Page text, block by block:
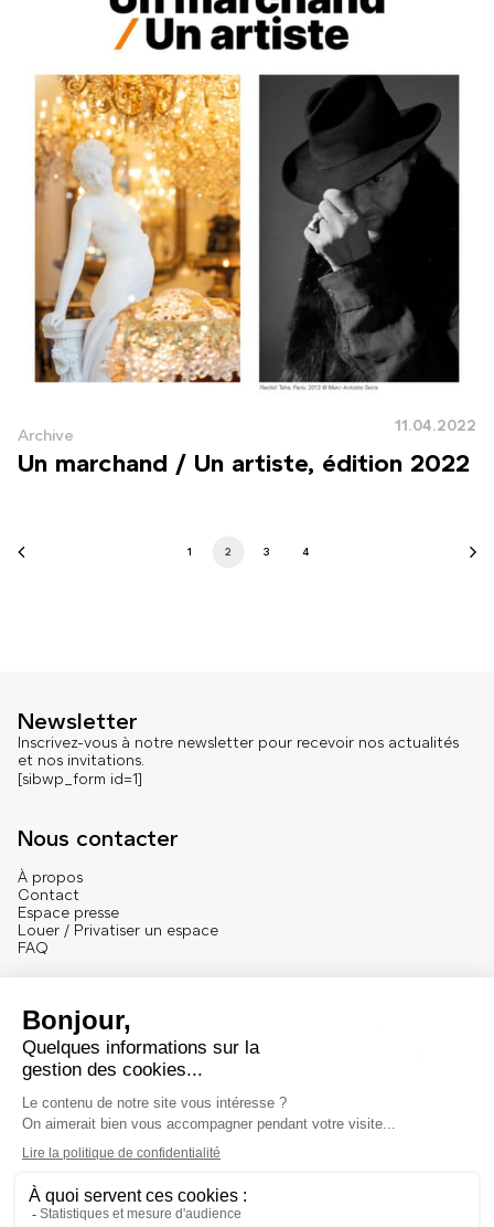
11.04.2022
Archive
Un marchand / Un artiste, édition 2022
1 2 3 4
Newsletter
Inscrivez-vous à notre newsletter pour recevoir nos actualités
et nos invitations.
[sibwp_form id=1]
Nous contacter
À propos
Contact
Espace presse
Louer / Privatiser un espace
FAQ
Mentions
Mentions légales et crédits